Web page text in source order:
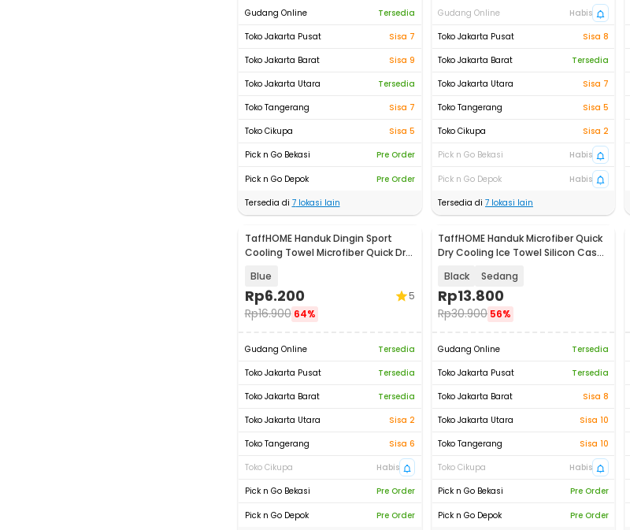
Gudang Online
Tersedia
Toko Jakarta Pusat
Sisa 7
Toko Jakarta Barat
Sisa 9
Toko Jakarta Utara
Tersedia
Toko Tangerang
Sisa 7
Toko Cikupa
Sisa 5
Pick n Go Bekasi
Pre Order
Pick n Go Depok
Pre Order
Tersedia di 7lokasi lain
Gudang Online
Habis
Toko Jakarta Pusat
Sisa 8
Toko Jakarta Barat
Tersedia
Toko Jakarta Utara
Sisa 7
Toko Tangerang
Sisa 5
Toko Cikupa
Sisa 2
Pick n Go Bekasi
Habis
Pick n Go Depok
Habis
Tersedia di 7 lokasi lain
TaffHOME Handuk Dingin Sport
Cooling Towel Microfiber Quick Dry
Blue
Rp6.200
Rp16.900 64%
5
Gudang Online
Tersedia
Toko Jakarta Pusat
Tersedia
Toko Jakarta Barat
Tersedia
Toko Jakarta Utara
Sisa 2
Toko Tangerang
Sisa 6
Toko Cikupa
Habis
Pick n Go Bekasi
Pre Order
Pick n Go Depok Pre Order
TaffHOME Handuk Microfiber Quick
Dry Cooling Ice Towel Silicon Case
Black Sedang
Rp13.800
Rp30.900 56%
Gudang Online
Tersedia
Toko Jakarta Pusat
Tersedia
Toko Jakarta Barat
Sisa 8
Toko Jakarta Utara
Sisa 10
Toko Tangerang
Sisa 10
Toko Cikupa
Habis
Pick n Go Bekasi
Pre Order
Pick n Go Depok Pre Order